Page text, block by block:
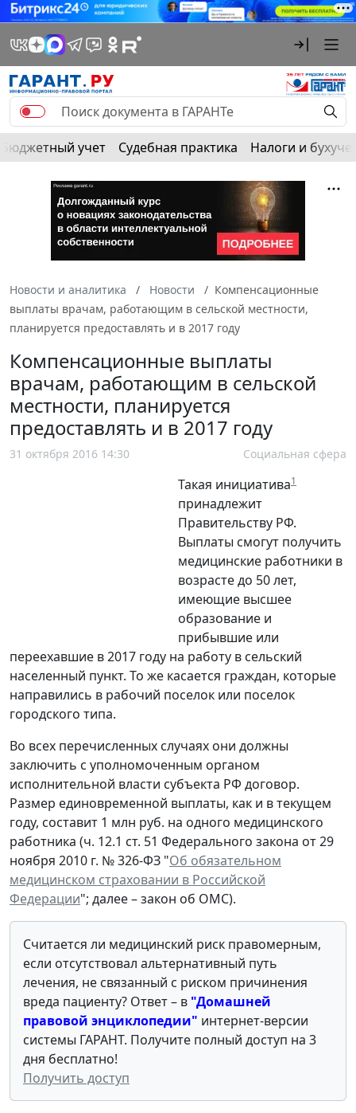
Бюджетный учет Судебная практика Налоги и
Новости и аналитика Новости
Компенсационные
выплаты врачам, работающим в сельской местности,
планируется предоставлять и в 2017 году
Компенсационные выплаты
врачам, работающим в сельской
местности, планируется
предоставлять и в 2017 году
31 октября 2016 14:30 Социальная сфера
Такая инициатива1
принадлежит
Правительству РФ.
Выплаты смогут получить
медицинские работники в
возрасте до 50 лет,
имеющие высшее
образование и
прибывшие или
переехавшие в 2017 году на работу в сельский
населенный пункт. То же касается граждан, которые
направились в рабочий поселок или поселок
городского типа.
Во всех перечисленных случаях они должны
заключить с уполномоченным органом
исполнительной власти субъекта РФ договор.
Размер единовременной выплаты, как и в текущем
году, составит 1 млн руб. на одного медицинского
работника (ч. 12.1 ст. 51 Федерального закона от 29
ноября 2010 г. № 326-ФЗ "Об обязательном
медицинском страховании в Российской
Федерации"; далее – закон об ОМС).
Считается ли медицинский риск правомерным,
если отсутствовал альтернативный путь
лечения, не связанный с риском причинения
вреда пациенту? Ответ – в "Домашней
правовой энциклопедии" интернет-версии
системы ГАРАНТ. Получите полный доступ на 3
дня бесплатно!
Получить доступ